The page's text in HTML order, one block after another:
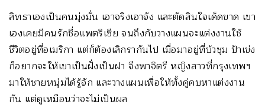
สิทธาเองเป็นคนมุ่งมั่น เอาจริงเอาจัง และตัดสินใจเด็ดขาด เขา
เองเคยมีคนรักชื่อแพตริเซีย จนถึงกับวางแผนจะแต่งงานใช้
ชีวิตอยู่ที่อเมริกา แต่ก็ต้องเลิกรากันไป เมื่อมาอยู่ที่บ้วชุม ป้าเข่ง
ก็อยากจะให้เขาเป็นฝั่งเป็นฝา จึงพาจิตรี หญิงสาวที่กรุงเทพฯ
มาให้ชายหนุ่มได้รู้จัก และวางแผนเพื่อให้ทั้งคู่คบหาแต่งงาน
กัน แต่ดูเหมือนว่าจะไม่เป็นผล